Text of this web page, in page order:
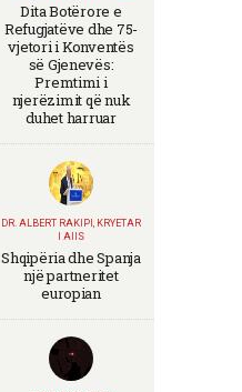
Dita Botërore e
Refugjatëve dhe 75-
vjetori i Konventës
së Gjenevës:
Premtimi i
njerëzimit që nuk
duhet harruar
DR. ALBERT RAKIPI, KRYETAR
I AIIS
Shqipëria dhe Spanja
një partneritet
europian